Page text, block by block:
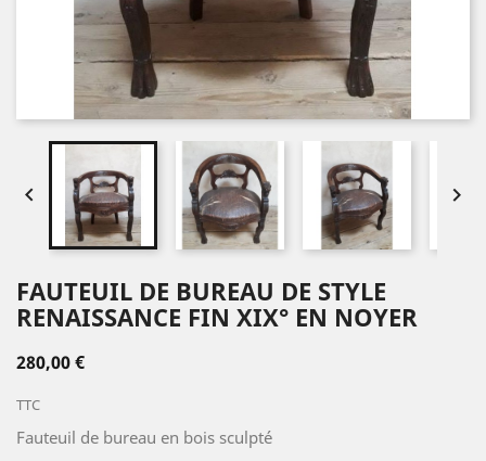
 
FAUTEUIL DE BUREAU DE STYLE
RENAISSANCE FIN XIX° EN NOYER
280,00 €
TTC
Fauteuil de bureau en bois sculpté